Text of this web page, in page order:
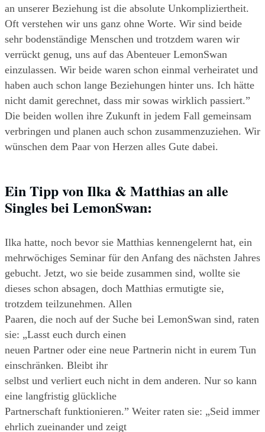
an unserer Beziehung ist die absolute Unkompliziertheit.
Oft verstehen wir uns ganz ohne Worte. Wir sind beide
sehr bodenständige Menschen und trotzdem waren wir
verrückt genug, uns auf das Abenteuer LemonSwan
einzulassen. Wir beide waren schon einmal verheiratet und
haben auch schon lange Beziehungen hinter uns. Ich hätte
nicht damit gerechnet, dass mir sowas wirklich passiert.”
Die beiden wollen ihre Zukunft in jedem Fall gemeinsam
verbringen und planen auch schon zusammenzuziehen. Wir
wünschen dem Paar von Herzen alles Gute dabei.
Ein Tipp von Ilka & Matthias an alle
Singles bei LemonSwan:
Ilka hatte, noch bevor sie Matthias kennengelernt hat, ein
mehrwöchiges Seminar für den Anfang des nächsten Jahres
gebucht. Jetzt, wo sie beide zusammen sind, wollte sie
dieses schon absagen, doch Matthias ermutigte sie,
trotzdem teilzunehmen. Allen
Paaren, die noch auf der Suche bei LemonSwan sind, raten
sie: „Lasst euch durch einen
neuen Partner oder eine neue Partnerin nicht in eurem Tun
einschränken. Bleibt ihr
selbst und verliert euch nicht in dem anderen. Nur so kann
eine langfristig glückliche
Partnerschaft funktionieren.” Weiter raten sie: „Seid immer
ehrlich zueinander und zeigt